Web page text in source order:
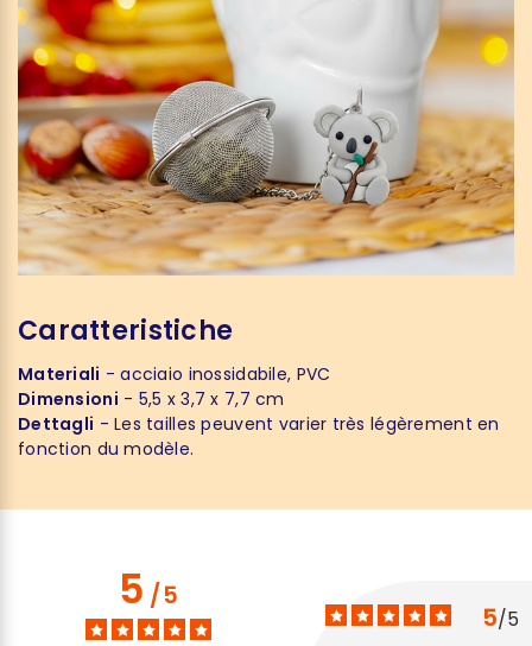
Caratteristiche
Materiali - acciaio inossidabile, PVC
Dimensioni - 5,5 x 3,7 x 7,7 cm
Dettagli - Les tailles peuvent varier très légèrement en
fonction du modèle.
5/5
5/5